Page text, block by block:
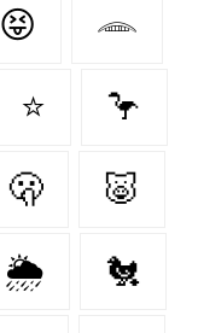
😝 𓂎
⭐ 🦩
🫢 🐷
🌦️ 🐔